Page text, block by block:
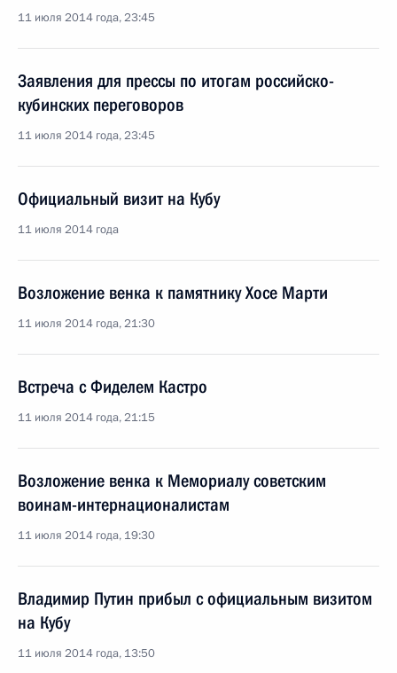
11 июля 2014 года, 23:45
Заявления для прессы по итогам российско-
кубинских переговоров
11 июля 2014 года, 23:45
Официальный визит на Кубу
11 июля 2014 года
Возложение венка к памятнику Хосе Марти
11 июля 2014 года, 21:30
Встреча с Фиделем Кастро
11 июля 2014 года, 21:15
Возложение венка к Мемориалу советским
воинам-интернационалистам
11 июля 2014 года, 19:30
Владимир Путин прибыл с официальным визитом
на Кубу
11 июля 2014 года, 13:50